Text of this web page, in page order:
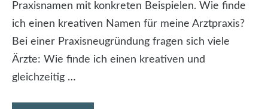
Praxisnamen mit konkreten Beispielen. Wie finde
ich einen kreativen Namen für meine Arztpraxis?
Bei einer Praxisneugründung fragen sich viele
Ärzte: Wie finde ich einen kreativen und
gleichzeitig …